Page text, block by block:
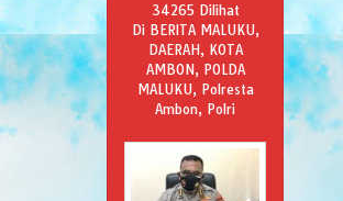
34265 Dilihat
Di BERITA MALUKU,
DAERAH, KOTA
AMBON, POLDA
MALUKU, Polresta
Ambon, Polri